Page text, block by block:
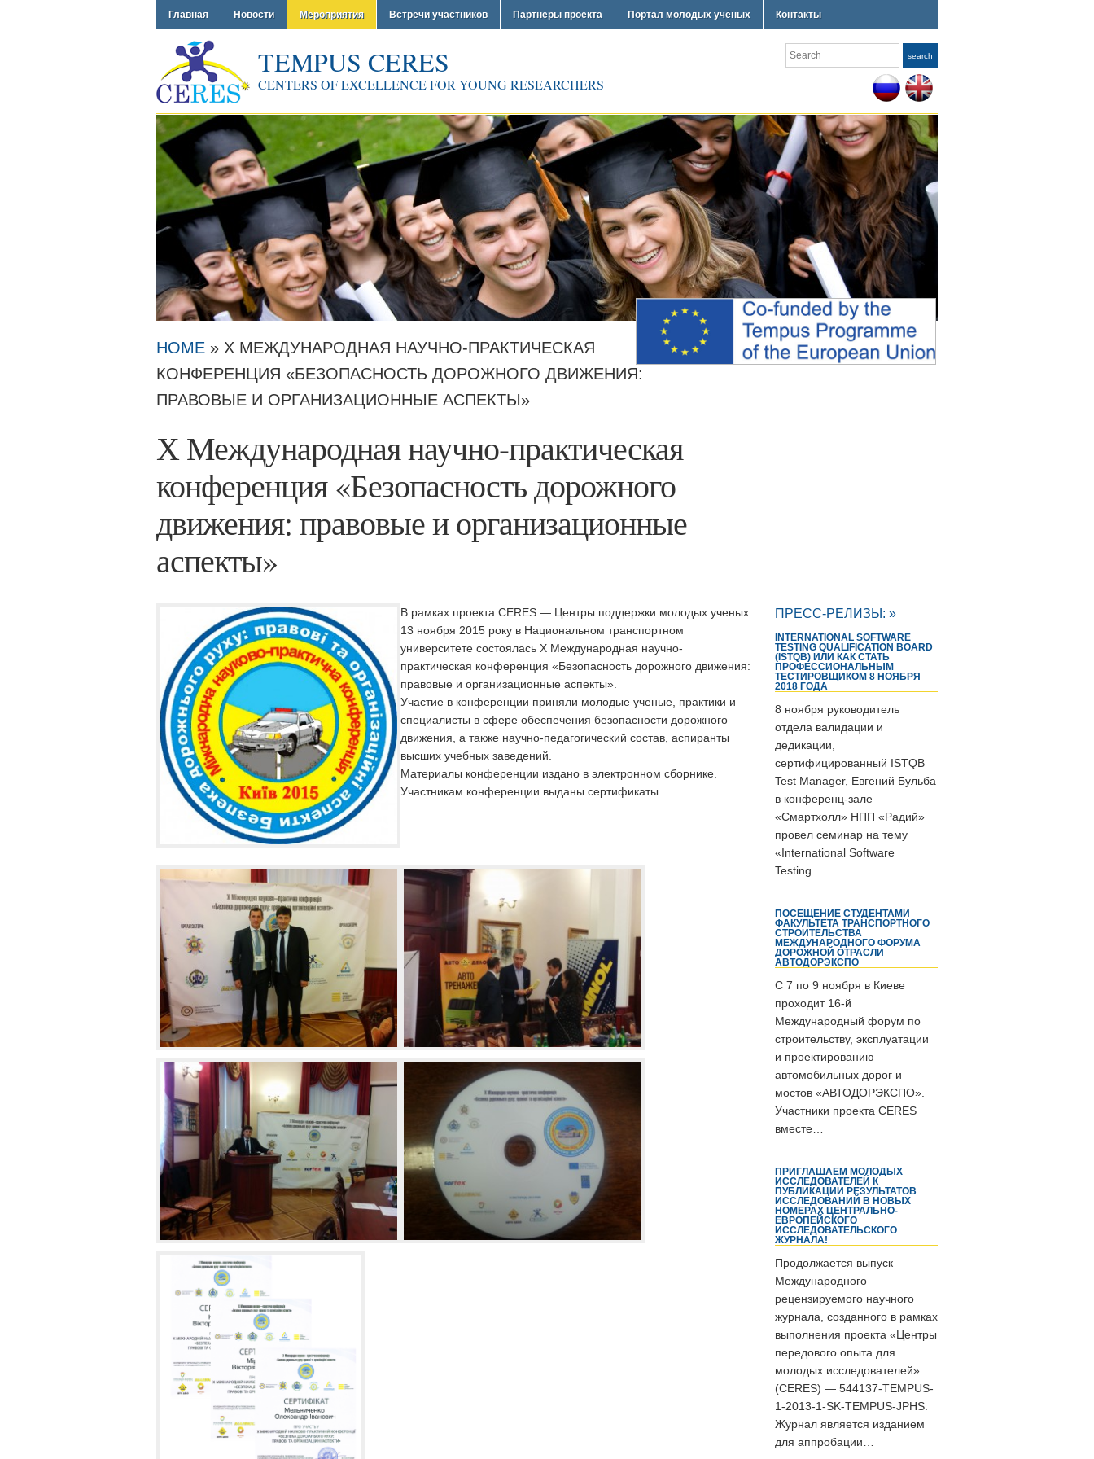
Главная Новости Мероприятия Встречи участников Партнеры проекта Портал молодых учёных Контакты
TEMPUS CERES
CENTERS OF EXCELLENCE FOR YOUNG RESEARCHERS
Search search
HOME » Х МЕЖДУНАРОДНАЯ НАУЧНО-ПРАКТИЧЕСКАЯ
КОНФЕРЕНЦИЯ «БЕЗОПАСНОСТЬ ДОРОЖНОГО ДВИЖЕНИЯ:
ПРАВОВЫЕ И ОРГАНИЗАЦИОННЫЕ АСПЕКТЫ»
Х Международная научно-практическая
конференция «Безопасность дорожного
движения: правовые и организационные
аспекты»
В рамках проекта CERES — Центры поддержки молодых ученых
13 ноября 2015 року в Национальном транспортном
университете состоялась Х Международная научно-
практическая конференция «Безопасность дорожного движения:
правовые и организационные аспекты».
Участие в конференции приняли молодые ученые, практики и
специалисты в сфере обеспечения безопасности дорожного
движения, а также научно-педагогический состав, аспиранты
высших учебных заведений.
Материалы конференции издано в электронном сборнике.
Участникам конференции выданы сертификаты
ПРЕСС-РЕЛИЗЫ: »
INTERNATIONAL SOFTWARE
TESTING QUALIFICATION BOARD
(ISTQB) ИЛИ КАК СТАТЬ
ПРОФЕССИОНАЛЬНЫМ
ТЕСТИРОВЩИКОМ 8 НОЯБРЯ
2018 ГОДА
8 ноября руководитель
отдела валидации и
дедикации,
сертифицированный ISTQB
Test Manager, Евгений Бульба
в конференц-зале
«Смартхолл» НПП «Радий»
провел семинар на тему
«International Software
Testing…
ПОСЕЩЕНИЕ СТУДЕНТАМИ
ФАКУЛЬТЕТА ТРАНСПОРТНОГО
СТРОИТЕЛЬСТВА
МЕЖДУНАРОДНОГО ФОРУМА
ДОРОЖНОЙ ОТРАСЛИ
АВТОДОРЭКСПО
С 7 по 9 ноября в Киеве
проходит 16-й
Международный форум по
строительству, эксплуатации
и проектированию
автомобильных дорог и
мостов «АВТОДОРЭКСПО».
Участники проекта CERES
вместе…
ПРИГЛАШАЕМ МОЛОДЫХ
ИССЛЕДОВАТЕЛЕЙ К
ПУБЛИКАЦИИ РЕЗУЛЬТАТОВ
ИССЛЕДОВАНИЙ В НОВЫХ
НОМЕРАХ ЦЕНТРАЛЬНО-
ЕВРОПЕЙСКОГО
ИССЛЕДОВАТЕЛЬСКОГО
ЖУРНАЛА!
Продолжается выпуск
Международного
рецензируемого научного
журнала, созданного в рамках
выполнения проекта «Центры
передового опыта для
молодых исследователей»
(CERES) — 544137-TEMPUS-
1-2013-1-SK-TEMPUS-JPHS.
Журнал является изданием
для аппробации…